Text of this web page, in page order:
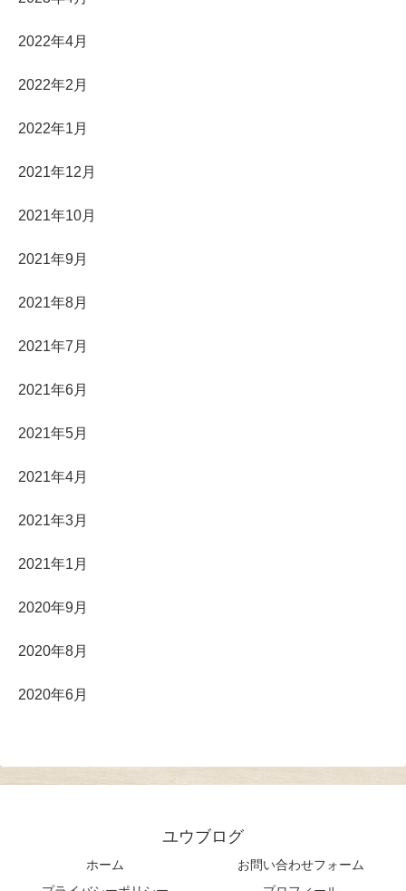
2022年4月
2022年2月
2022年1月
2021年12月
2021年10月
2021年9月
2021年8月
2021年7月
2021年6月
2021年5月
2021年4月
2021年3月
2021年1月
2020年9月
2020年8月
2020年6月
ユウブログ
ホーム
お問い合わせフォーム